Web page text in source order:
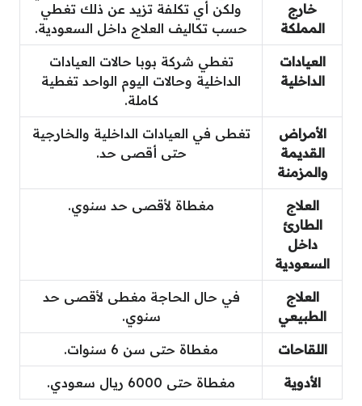
خارج
المملكة
ولكن أي تكلفة تزيد عن ذلك تغطي
حسب تكاليف العلاج داخل السعودية.
العيادات
الداخلية
تغطي شركة بوبا حالات العيادات
الداخلية وحالات اليوم الواحد تغطية
كاملة.
الأمراض
القديمة
والمزمنة
تغطى في العيادات الداخلية والخارجية
حتى أقصى حد.
العلاج
الطارئ
داخل
السعودية
مغطاة لأقصى حد سنوي.
العلاج
الطبيعي
في حال الحاجة مغطى لأقصى حد
سنوي.
اللقاحات مغطاة حتى سن 6 سنوات.
الأدوية مغطاة حتى 6000 ريال سعودي.